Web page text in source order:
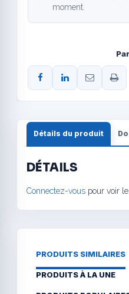
moment.
Détails du produit
DÉTAILS
Connectez-vous pour voir
PRODUITS SIMILAIRES
PRODUITS À LA UNE